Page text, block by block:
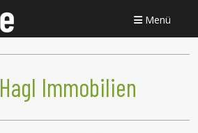
Menü
Hagl Immobilien